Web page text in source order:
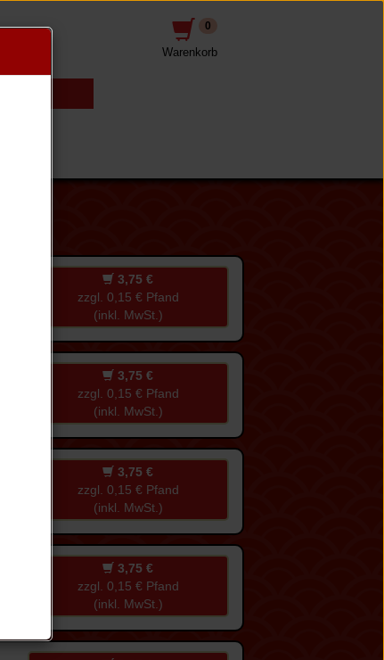
0
Warenkorb
3,75 €
zzgl. 0,15 € Pfand
(inkl. MwSt.)
3,75 €
zzgl. 0,15 € Pfand
(inkl. MwSt.)
3,75 €
zzgl. 0,15 € Pfand
(inkl. MwSt.)
3,75 €
zzgl. 0,15 € Pfand
(inkl. MwSt.)